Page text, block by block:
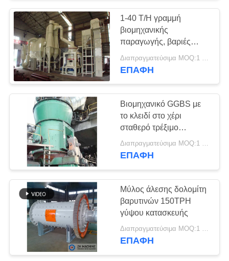
ΕΙΔΉΣΕΙΣ
ΖΗΤΉΣΤΕ
ΈΝΑ
ΑΠΌΣΠΑΣΜΑ
SITEMAP
ΠΟΛΙΤΙΚΉ
ΑΠΟΡΡΉΤΟΥ
1-40 T/H γραμμή
βιομηχανικής
παραγωγής, βαριές
αλέθοντας
εγκαταστάσεις σκονών
Διαπραγματεύσιμα MOQ:1 ομάδα
ΕΠΑΦΉ
Βιομηχανικό GGBS με
το κλειδί στο χέρι
σταθερό τρέξιμο
απόδοσης γραμμών
παραγωγής ανώτερο
Διαπραγματεύσιμα MOQ:1 ομάδα
ΕΠΑΦΉ
Μύλος άλεσης δολομίτη
βαρυτινών 150TPH
γύψου κατασκευής
Διαπραγματεύσιμα MOQ:1 σύνολο
ΕΠΑΦΉ